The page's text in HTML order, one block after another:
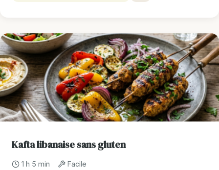
Kafta libanaise sans gluten
1 h 5 min Facile